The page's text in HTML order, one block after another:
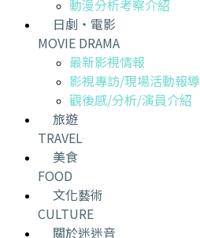
動漫分析考察介紹
日劇・電影
MOVIE DRAMA
最新影視情報
影視專訪/現場活動報導
觀後感/分析/演員介紹
旅遊
TRAVEL
美食
FOOD
文化藝術
CULTURE
關於迷迷音